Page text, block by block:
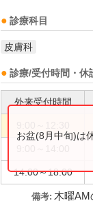
診療科目
皮膚科
診療/受付時間・休
外来受付時間
14:00～18:00
お盆(8月中旬)は
備考: 木曜AM